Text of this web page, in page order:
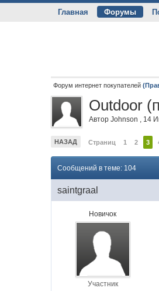
Главная Форумы
Форум интернет покупателей
Outdoor
АвторJohnson , 14
НАЗАД Страниц 1 2 3
Сообщений в теме: 104
saintgraal
Новичок
Участник